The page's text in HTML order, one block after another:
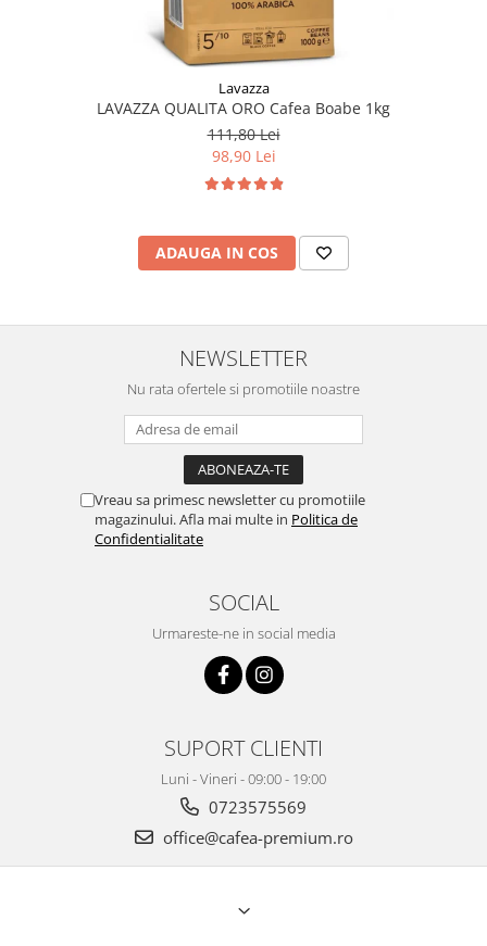
Lavazza
LAVAZZA QUALITA ORO Cafea Boabe 1kg
111,80 Lei
98,90 Lei
ADAUGA IN COS
NEWSLETTER
Nu rata ofertele si promotiile noastre
Vreau sa primesc newsletter cu promotiile
magazinului. Afla mai multe in Politica de
Confidentialitate
SOCIAL
Urmareste-ne in social media
SUPORT CLIENTI
Luni - Vineri - 09:00 - 19:00
0723575569
office@cafea-premium.ro